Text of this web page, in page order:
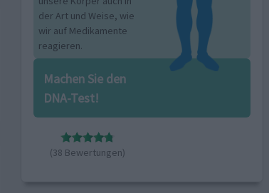
der Art und Weise, wie
wir auf Medikamente
reagieren.
Machen Sie den
DNA-Test!
(38 Bewertungen)